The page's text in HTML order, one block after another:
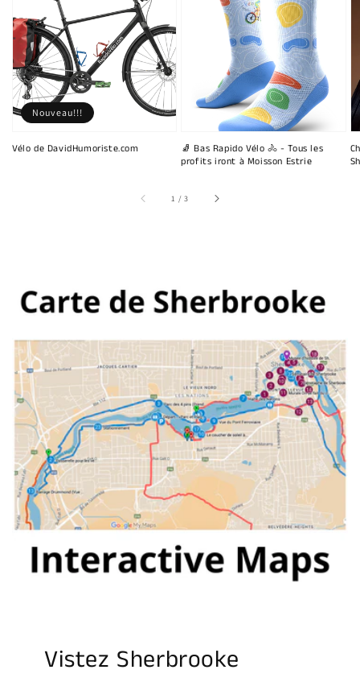
Vélo de DavidHumoriste.com
Nouveau!!!
🧦 Bas Rapido Vélo 🚴 - Tous les
profits iront à Moisson Estrie
1 /sur
3
Vistez Sherbrooke